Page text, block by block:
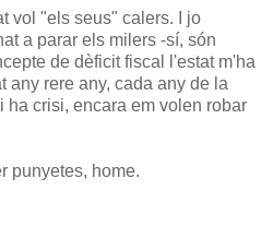
vol "els seus" calers. I jo
a parar els milers -sí, són
de dèficit fiscal l'estat m'ha
any rere any, cada any de la
ha crisi, encara em volen robar
punyetes, home.